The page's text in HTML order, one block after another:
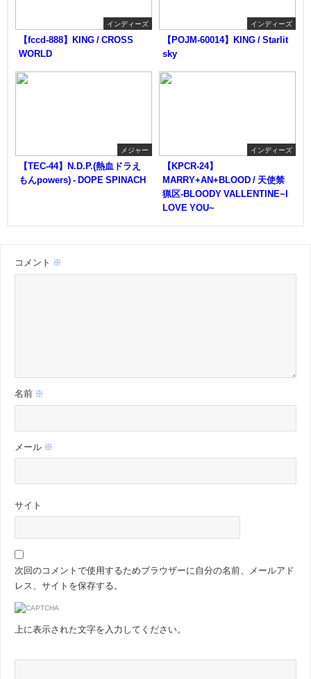
インディーズ
【fccd-888】KING / CROSS
WORLD
インディーズ
【POJM-60014】KING / Starlit
sky
メジャー
【TEC-44】N.D.P.(熱血ドラえ
もんpowers) - DOPE SPINACH
インディーズ
【KPCR-24】
MARRY+AN+BLOOD / 天使禁
猟区-BLOODY VALLENTINE~I
LOVE YOU~
コメント ※
名前 ※
メール ※
サイト
次回のコメントで使用するためブラウザーに自分の名前、メールアド
レス、サイトを保存する。
上に表示された文字を入力してください。